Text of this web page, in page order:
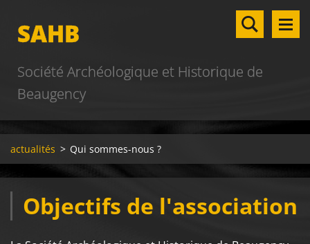
SAHB
Société Archéologique et Historique de
Beaugency
actualités > Qui sommes-nous ?
Objectifs de l'association